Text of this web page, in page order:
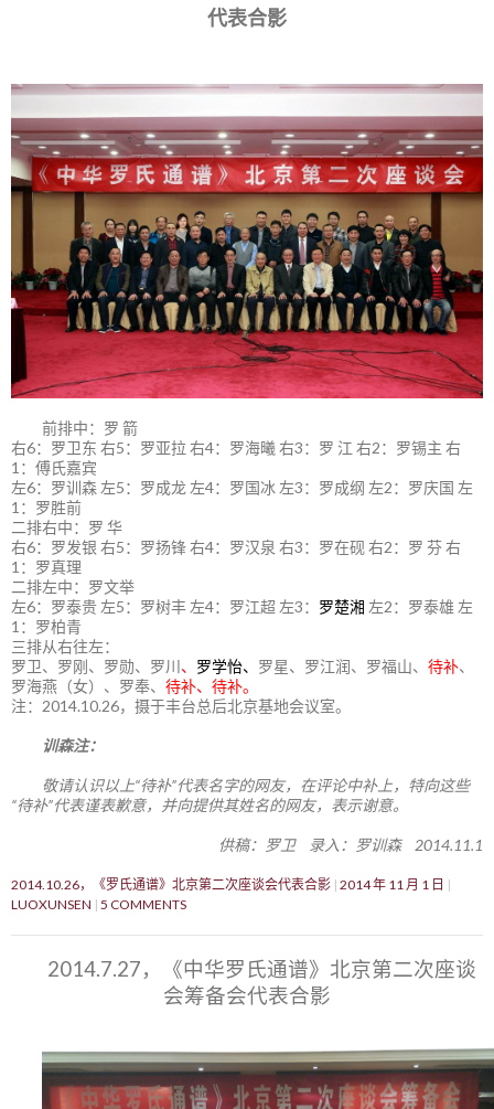
代表合影
前排中：罗 箭
右6：罗卫东 右5：罗亚拉 右4：罗海曦 右3：罗 江 右2：罗锡主 右
1：傅氏嘉宾
左6：罗训森 左5：罗成龙 左4：罗国冰 左3：罗成纲 左2：罗庆国 左
1：罗胜前
二排右中：罗 华
右6：罗发银 右5：罗扬锋 右4：罗汉泉 右3：罗在砚 右2：罗 芬 右
1：罗真理
二排左中：罗文举
左6：罗泰贵 左5：罗树丰 左4：罗江超 左3： 罗楚湘 左2：罗泰雄 左
1：罗柏青
三排从右往左：
罗卫、罗刚、罗勋、罗川 、 罗学怡、 罗星、罗江润、罗福山、 待补、
罗海燕（女）、罗奉、 待补、待补。
注：2014.10.26，摄于丰台总后北京基地会议室。
训森注：
敬请认识以上“待补”代表名字的网友，在评论中补上，特向这些
“待补”代表谨表歉意，并向提供其姓名的网友，表示谢意。
供稿：罗卫 录入：罗训森 2014.11.1
2014.10.26，《罗氏通谱》北京第二次座谈会代表合影 2014 年 11 月 1 日
LUOXUNSEN 5 COMMENTS
2014.7.27，《中华罗氏通谱》北京第二次座谈
会筹备会代表合影